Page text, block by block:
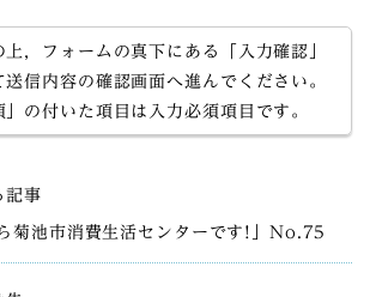
，フォームの真下にある「入力確認」
信内容の確認画面へ進んでください。
の付いた項目は入力必須項目です。
記事
菊池市消費生活センターです!」No.75